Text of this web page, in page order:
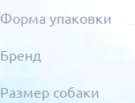
Форма упаковки
Бренд
Размер собаки